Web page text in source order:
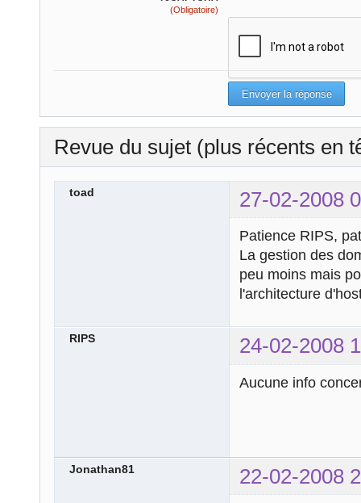
(Obligatoire)
Revue du sujet (plus récents en
toad 27-02-2008
Patience RIPS,
La gestion des
peu moins mais
l'architecture
RIPS 24-02-2008
Aucune info
Jonathan81 22-02-2008